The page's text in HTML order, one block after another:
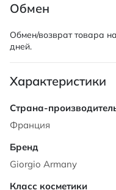
Обмен
Обмен/возврат товара
дней.
Характеристики
Характеристики
Франция
Giorgio Armany